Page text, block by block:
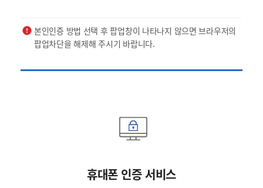
본인인증 방법 선택 후 팝업창이 나타나지 않으면 브라우저의
팝업차단을 해제해 주시기 바랍니다.
휴대폰 인증 서비스